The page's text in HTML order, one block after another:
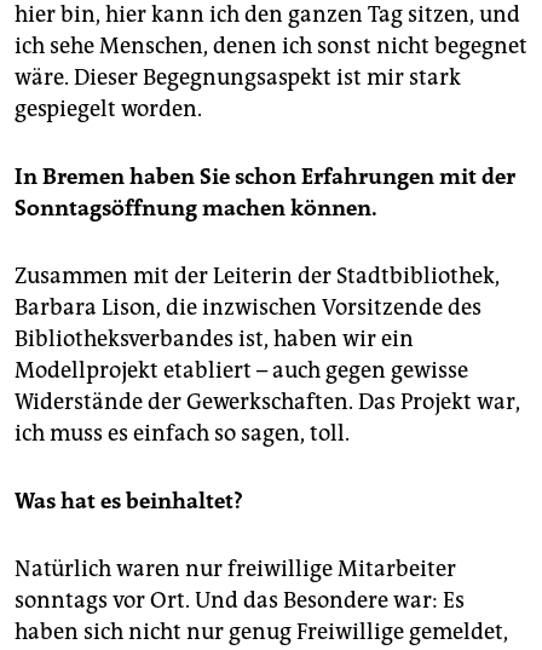
hier bin, hier kann ich den ganzen Tag sitzen, und
ich sehe Menschen, denen ich sonst nicht begegnet
wäre. Dieser Begegnungsaspekt ist mir stark
gespiegelt worden.
In Bremen haben Sie schon Erfahrungen mit der
Sonntagsöffnung machen können.
Zusammen mit der Leiterin der Stadtbibliothek,
Barbara Lison, die inzwischen Vorsitzende des
Bibliotheksverbandes ist, haben wir ein
Modellprojekt etabliert – auch gegen gewisse
Widerstände der Gewerkschaften. Das Projekt war,
ich muss es einfach so sagen, toll.
Was hat es beinhaltet?
Natürlich waren nur freiwillige Mitarbeiter
sonntags vor Ort. Und das Besondere war: Es
haben sich nicht nur genug Freiwillige gemeldet,